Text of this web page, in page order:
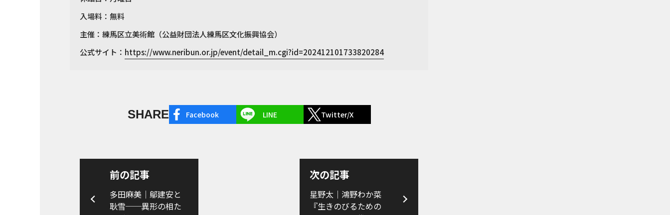
入場料：無料
主催：練馬区立美術館（公益財団法人練馬区文化振興協会）
公式サイト： https://www.neribun.or.jp/event/detail_m.cgi?id=202412101733820284
SHARE Facebook LINE Twitter/X
前の記事
多田麻美｜鄔建安と
耿雪──異形の相た
次の記事
星野太｜鴻野わか菜
『生きのびるための